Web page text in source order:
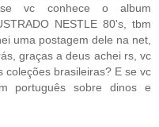
vc conhece o album
NESTLE 80's, tbm
uma postagem dele na net,
graças a deus achei rs, vc
coleções brasileiras? E se vc
português sobre dinos e